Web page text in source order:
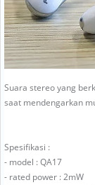
Suara stereo yang
saat mendengarkan
Spesifikasi :
- model : QA17
- rated power : 2mW